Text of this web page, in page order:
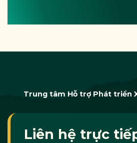
Trung tâm Hỗ trợ Phát triển
Liên hệ trực